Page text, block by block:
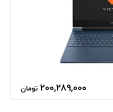
200,289,000 تومان